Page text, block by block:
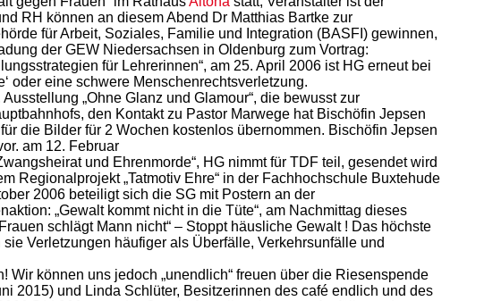
RH können an diesem Abend Dr Matthias Bartke zur
für Arbeit, Soziales, Familie und Integration (BASFI) gewinnen,
der GEW Niedersachsen in Oldenburg zum Vortrag:
für Lehrerinnen“, am 25. April 2006 ist HG erneut bei
oder eine schwere Menschenrechtsverletzung.
„Ohne Glanz und Glamour“, die bewusst zur
den Kontakt zu Pastor Marwege hat Bischöfin Jepsen
die Bilder für 2 Wochen kostenlos übernommen. Bischöfin Jepsen
am 12. Februar
und Ehrenmorde“, HG nimmt für TDF teil, gesendet wird
Regionalprojekt „Tatmotiv Ehre“ in der Fachhochschule Buxtehude
2006 beteiligt sich die SG mit Postern an der
„Gewalt kommt nicht in die Tüte“, am Nachmittag dieses
schlägt Mann nicht“ – Stoppt häusliche Gewalt ! Das höchste
Verletzungen häufiger als Überfälle, Verkehrsunfälle und
können uns jedoch „unendlich“ freuen über die Riesenspende
2015) und Linda Schlüter, Besitzerinnen des café endlich und des